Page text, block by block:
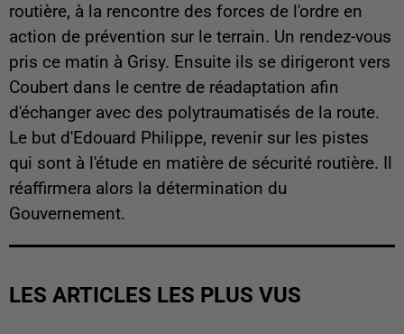
routière, à la rencontre des forces de l'ordre en
action de prévention sur le terrain. Un rendez-vous
pris ce matin à Grisy. Ensuite ils se dirigeront vers
Coubert dans le centre de réadaptation afin
d'échanger avec des polytraumatisés de la route.
Le but d'Edouard Philippe, revenir sur les pistes
qui sont à l'étude en matière de sécurité routière. Il
réaffirmera alors la détermination du
Gouvernement.
LES ARTICLES LES PLUS VUS